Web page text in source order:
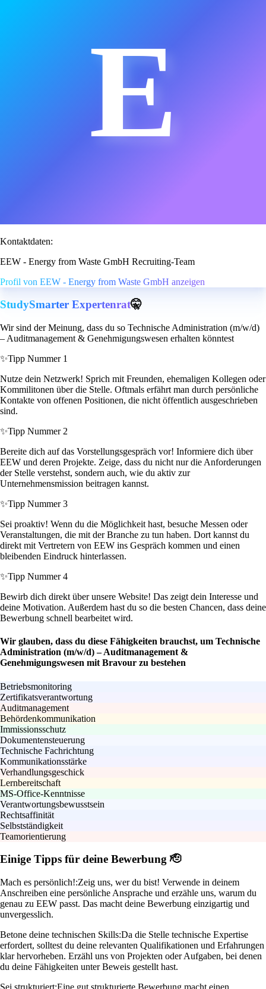
E
Kontaktdaten:
EEW - Energy from Waste GmbH Recruiting-Team
Profil von EEW - Energy from Waste GmbH anzeigen
StudySmarter Expertenrat🤫
Wir sind der Meinung, dass du so Technische Administration (m/w/d)
– Auditmanagement & Genehmigungswesen erhalten könntest
✨Tipp Nummer 1
Nutze dein Netzwerk! Sprich mit Freunden, ehemaligen Kollegen oder
Kommilitonen über die Stelle. Oftmals erfährt man durch persönliche
Kontakte von offenen Positionen, die nicht öffentlich ausgeschrieben
sind.
✨Tipp Nummer 2
Bereite dich auf das Vorstellungsgespräch vor! Informiere dich über
EEW und deren Projekte. Zeige, dass du nicht nur die Anforderungen
der Stelle verstehst, sondern auch, wie du aktiv zur
Unternehmensmission beitragen kannst.
✨Tipp Nummer 3
Sei proaktiv! Wenn du die Möglichkeit hast, besuche Messen oder
Veranstaltungen, die mit der Branche zu tun haben. Dort kannst du
direkt mit Vertretern von EEW ins Gespräch kommen und einen
bleibenden Eindruck hinterlassen.
✨Tipp Nummer 4
Bewirb dich direkt über unsere Website! Das zeigt dein Interesse und
deine Motivation. Außerdem hast du so die besten Chancen, dass deine
Bewerbung schnell bearbeitet wird.
Wir glauben, dass du diese Fähigkeiten brauchst, um Technische
Administration (m/w/d) – Auditmanagement &
Genehmigungswesen mit Bravour zu bestehen
Betriebsmonitoring
Zertifikatsverantwortung
Auditmanagement
Behördenkommunikation
Immissionsschutz
Dokumentensteuerung
Technische Fachrichtung
Kommunikationsstärke
Verhandlungsgeschick
Lernbereitschaft
MS-Office-Kenntnisse
Verantwortungsbewusstsein
Rechtsaffinität
Selbstständigkeit
Teamorientierung
Einige Tipps für deine Bewerbung 🫡
Mach es persönlich!:Zeig uns, wer du bist! Verwende in deinem
Anschreiben eine persönliche Ansprache und erzähle uns, warum du
genau zu EEW passt. Das macht deine Bewerbung einzigartig und
unvergesslich.
Betone deine technischen Skills:Da die Stelle technische Expertise
erfordert, solltest du deine relevanten Qualifikationen und Erfahrungen
klar hervorheben. Erzähl uns von Projekten oder Aufgaben, bei denen
du deine Fähigkeiten unter Beweis gestellt hast.